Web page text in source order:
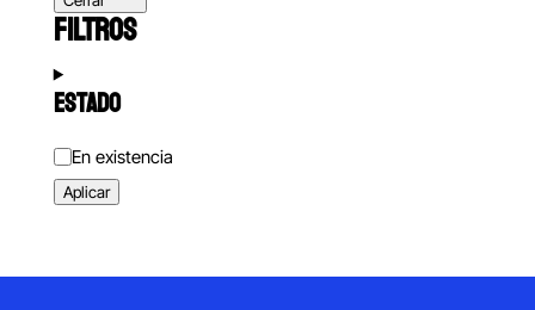
FILTROS
ESTADO
Estado
En existencia
Aplicar